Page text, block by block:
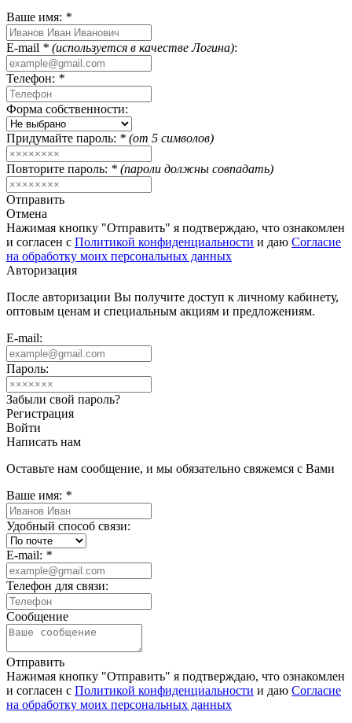
Ваше имя: *
E-mail * (используется в качестве Логина):
Телефон: *
Форма собственности:
Придумайте пароль: * (от 5 символов)
Повторите пароль: * (пароли должны совпадать)
Отправить
Отмена
Нажимая кнопку "Отправить" я подтверждаю, что ознакомлен
и согласен с Политикой конфиденциальности и даю Согласие
на обработку моих персональных данных
Авторизация
После авторизации Вы получите доступ к личному кабинету,
оптовым ценам и специальным акциям и предложениям.
E-mail:
Пароль:
Забыли свой пароль?
Регистрация
Войти
Написать нам
Оставьте нам сообщение, и мы обязательно свяжемся с Вами
Ваше имя: *
Удобный способ связи:
E-mail: *
Телефон для связи:
Сообщение
Отправить
Нажимая кнопку "Отправить" я подтверждаю, что ознакомлен
и согласен с Политикой конфиденциальности и даю Согласие
на обработку моих персональных данных